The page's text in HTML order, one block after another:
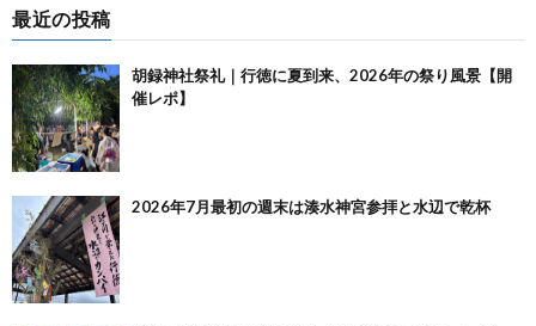
最近の投稿
胡録神社祭礼｜行徳に夏到来、2026年の祭り風景【開
催レポ】
2026年7月最初の週末は湊水神宮参拝と水辺で乾杯